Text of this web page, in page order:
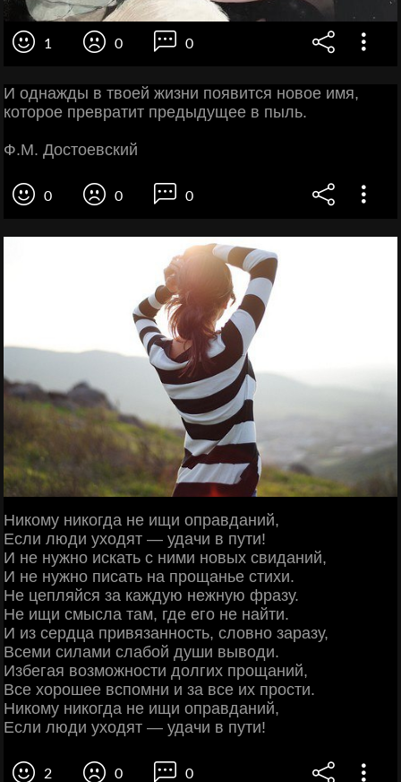
1 0 0
И однажды в твоей жизни появится новое имя,
которое превратит предыдущее в пыль.
Ф.М. Достоевский
0 0 0
Никому никогда не ищи оправданий,
Если люди уходят — удачи в пути!
И не нужно искать с ними новых свиданий,
И не нужно писать на прощанье стихи.
Не цепляйся за каждую нежную фразу.
Не ищи смысла там, где его не найти.
И из сердца привязанность, словно заразу,
Всеми силами слабой души выводи.
Избегая возможности долгих прощаний,
Все хорошее вспомни и за все их прости.
Никому никогда не ищи оправданий,
Если люди уходят — удачи в пути!
2 0 0